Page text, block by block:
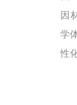
因
学
性